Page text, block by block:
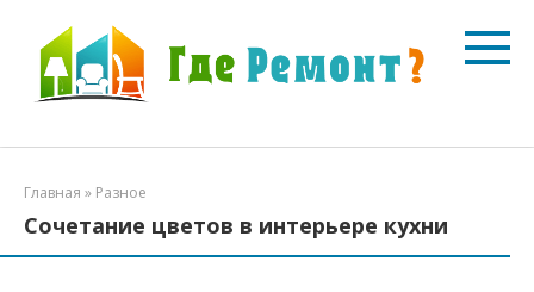
контенту
Главная » Разное
Сочетание цветов в интерьере кухни